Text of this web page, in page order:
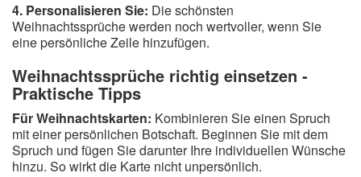
4. Personalisieren Sie: Die schönsten
Weihnachtssprüche werden noch wertvoller, wenn Sie
eine persönliche Zeile hinzufügen.
Weihnachtssprüche richtig einsetzen -
Praktische Tipps
Für Weihnachtskarten: Kombinieren Sie einen Spruch
mit einer persönlichen Botschaft. Beginnen Sie mit dem
Spruch und fügen Sie darunter Ihre individuellen Wünsche
hinzu. So wirkt die Karte nicht unpersönlich.